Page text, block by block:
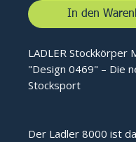
In den
LADLER Stockkörper
"Design 0469" – Die
Stocksport
Der Ladler 8000 ist